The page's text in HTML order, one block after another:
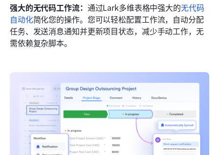
强大的无代码工作流： 通过Lark多维表格中强大的无代码
自动化简化您的操作。您可以轻松配置工作流，自动分配
任务、发送消息通知并更新项目状态，减少手动工作，无
需依赖复杂脚本。